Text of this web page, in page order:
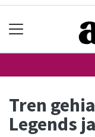
Tren
Legends